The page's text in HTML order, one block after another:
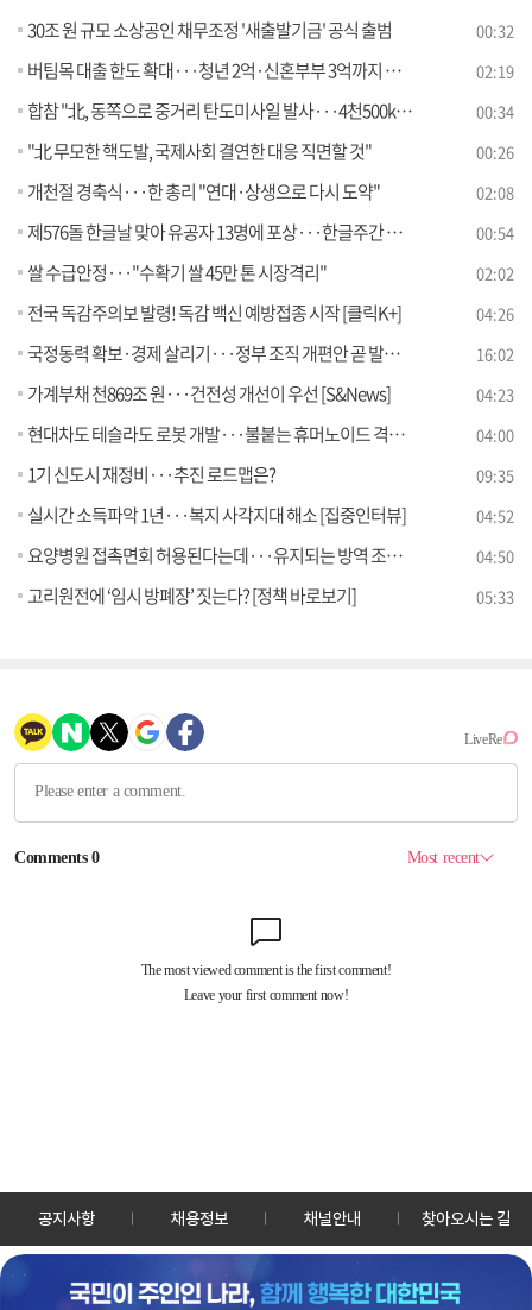
30조 원 규모 소상공인 채무조정 '새출발기금' 공식 출범 00:32
버팀목 대출 한도 확대···청년 2억·신혼부부 3억까지 지원 02:19
합참 "北, 동쪽으로 중거리 탄도미사일 발사···4천500km 비행" 00:34
"北 무모한 핵도발, 국제사회 결연한 대응 직면할 것" 00:26
개천절 경축식···한 총리 "연대·상생으로 다시 도약" 02:08
제576돌 한글날 맞아 유공자 13명에 포상···한글주간 행사 00:54
쌀 수급안정···"수확기 쌀 45만 톤 시장격리" 02:02
전국 독감주의보 발령! 독감 백신 예방접종 시작 [클릭K+] 04:26
국정동력 확보·경제 살리기···정부 조직 개편안 곧 발표 전망 16:02
가계부채 천869조 원···건전성 개선이 우선 [S&News] 04:23
현대차도 테슬라도 로봇 개발···불붙는 휴머노이드 격전 [굿모닝 해외토픽] 04:00
1기 신도시 재정비···추진 로드맵은? 09:35
실시간 소득파악 1년···복지 사각지대 해소 [집중인터뷰] 04:52
요양병원 접촉면회 허용된다는데···유지되는 방역 조치는? [정책 바로보기] 04:50
고리원전에 ‘임시 방폐장’ 짓는다? [정책 바로보기] 05:33
공지사항 채용정보 채널안내 찾아오시는 길
30128 세종특별자치시 정부2청사로 13 한국정책방송원 KTV
TEL: 044-204-8000